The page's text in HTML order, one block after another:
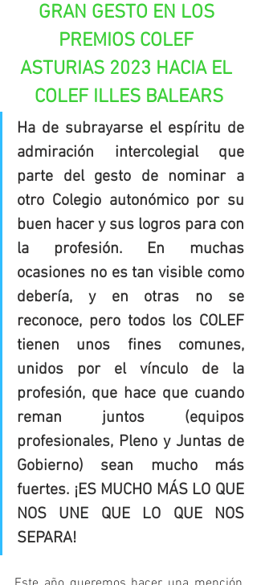
GRAN GESTO EN LOS
PREMIOS COLEF
ASTURIAS 2023 HACIA EL
COLEF ILLES BALEARS
Ha de subrayarse el espíritu de
admiración intercolegial que
parte del gesto de nominar a
otro Colegio autonómico por su
buen hacer y sus logros para con
la profesión. En muchas
ocasiones no es tan visible como
debería, y en otras no se
reconoce, pero todos los COLEF
tienen unos fines comunes,
unidos por el vínculo de la
profesión, que hace que cuando
reman juntos (equipos
profesionales, Pleno y Juntas de
Gobierno) sean mucho más
fuertes. ¡ES MUCHO MÁS LO QUE
NOS UNE QUE LO QUE NOS
SEPARA!